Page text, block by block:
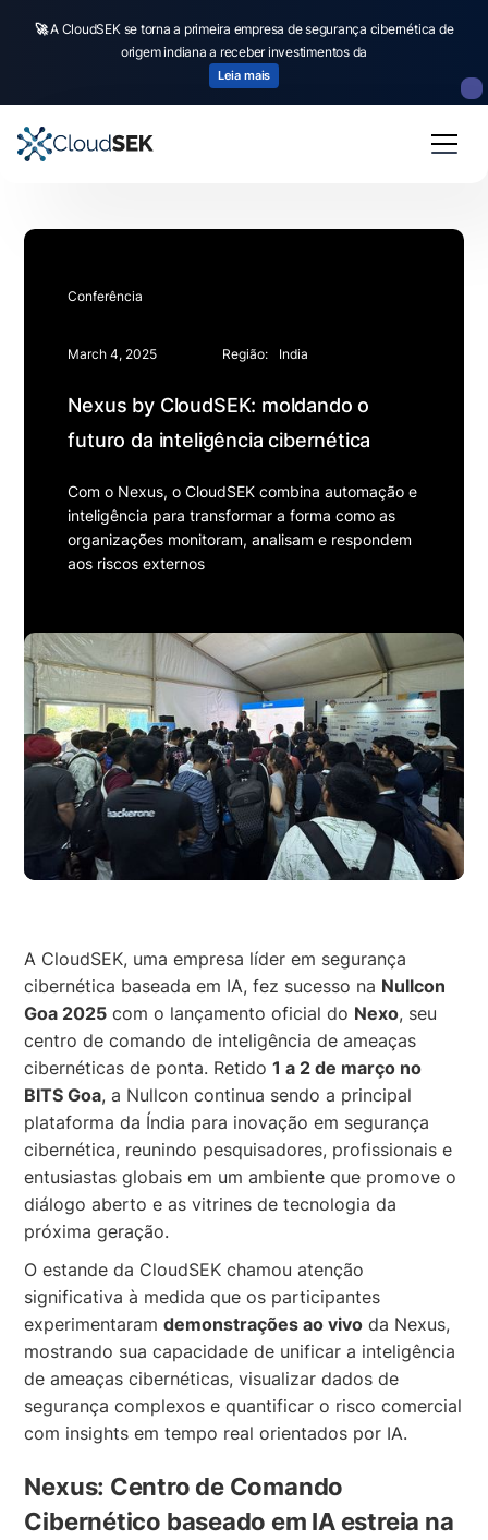
🚀A CloudSEK se torna a primeira empresa de segurança cibernética de
origem indiana a receber investimentos da
Leia mais
Conferência
March 4, 2025 Região: India
Nexus by CloudSEK: moldando o
futuro da inteligência cibernética
Com o Nexus, o CloudSEK combina automação e
inteligência para transformar a forma como as
organizações monitoram, analisam e respondem
aos riscos externos
A CloudSEK, uma empresa líder em segurança
cibernética baseada em IA, fez sucesso na Nullcon
Goa 2025 com o lançamento oficial do Nexo, seu
centro de comando de inteligência de ameaças
cibernéticas de ponta. Retido1 a 2 de março no
BITS Goa, a Nullcon continua sendo a principal
plataforma da Índia para inovação em segurança
cibernética, reunindo pesquisadores, profissionais e
entusiastas globais em um ambiente que promove o
diálogo aberto e as vitrines de tecnologia da
próxima geração.
O estande da CloudSEK chamou atenção
significativa à medida que os participantes
experimentaramdemonstrações ao vivo da Nexus,
mostrando sua capacidade de unificar a inteligência
de ameaças cibernéticas, visualizar dados de
segurança complexos e quantificar o risco comercial
com insights em tempo real orientados por IA.
Nexus: Centro de Comando
Cibernético baseado em IA estreia na